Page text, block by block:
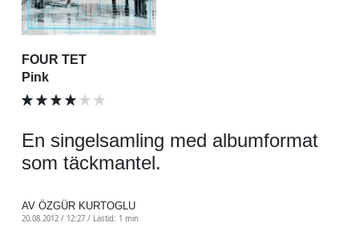
FOUR TET
Pink
En singelsamling med albumformat
som täckmantel.
AV ÖZGÜR KURTOGLU
20.08.2012 / 12:27 / Lästid: 1 min